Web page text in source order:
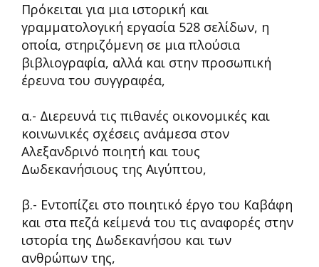
Πρόκειται για μια ιστορική και
γραμματολογική εργασία 528 σελίδων, η
οποία, στηριζόμενη σε μια πλούσια
βιβλιογραφία, αλλά και στην προσωπική
έρευνα του συγγραφέα,
α.- Διερευνά τις πιθανές οικονομικές και
κοινωνικές σχέσεις ανάμεσα στον
Αλεξανδρινό ποιητή και τους
Δωδεκανήσιους της Αιγύπτου,
β.- Εντοπίζει στο ποιητικό έργο του Καβάφη
και στα πεζά κείμενά του τις αναφορές στην
ιστορία της Δωδεκανήσου και των
ανθρώπων της,